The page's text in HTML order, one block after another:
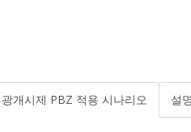
광개시제 PBZ 적용 시나리오 설명